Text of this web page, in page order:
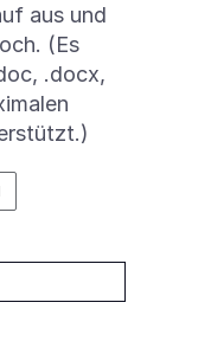
aus und
(Es
.docx,